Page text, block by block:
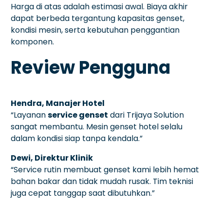
Harga di atas adalah estimasi awal. Biaya akhir
dapat berbeda tergantung kapasitas genset,
kondisi mesin, serta kebutuhan penggantian
komponen.
Review Pengguna
Hendra, Manajer Hotel
“Layananservice genset dari Trijaya Solution
sangat membantu. Mesin genset hotel selalu
dalam kondisi siap tanpa kendala.”
Dewi, Direktur Klinik
“Service rutin membuat genset kami lebih hemat
bahan bakar dan tidak mudah rusak. Tim teknisi
juga cepat tanggap saat dibutuhkan.”